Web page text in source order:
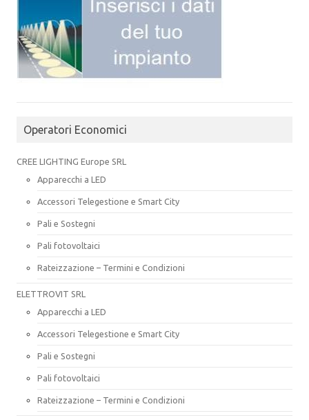
Operatori Economici
CREE LIGHTING Europe SRL
Apparecchi a LED
Accessori Telegestione e Smart City
Pali e Sostegni
Pali fotovoltaici
Rateizzazione – Termini e Condizioni
ELETTROVIT SRL
Apparecchi a LED
Accessori Telegestione e Smart City
Pali e Sostegni
Pali fotovoltaici
Rateizzazione – Termini e Condizioni